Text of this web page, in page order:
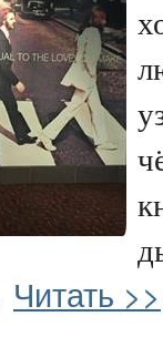
Читать >>